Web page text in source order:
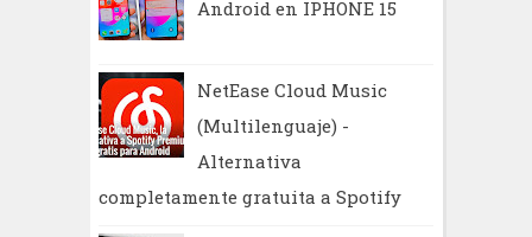
Android en IPHONE 15
NetEase Cloud Music
(Multilenguaje) -
Alternativa
completamente gratuita a Spotify